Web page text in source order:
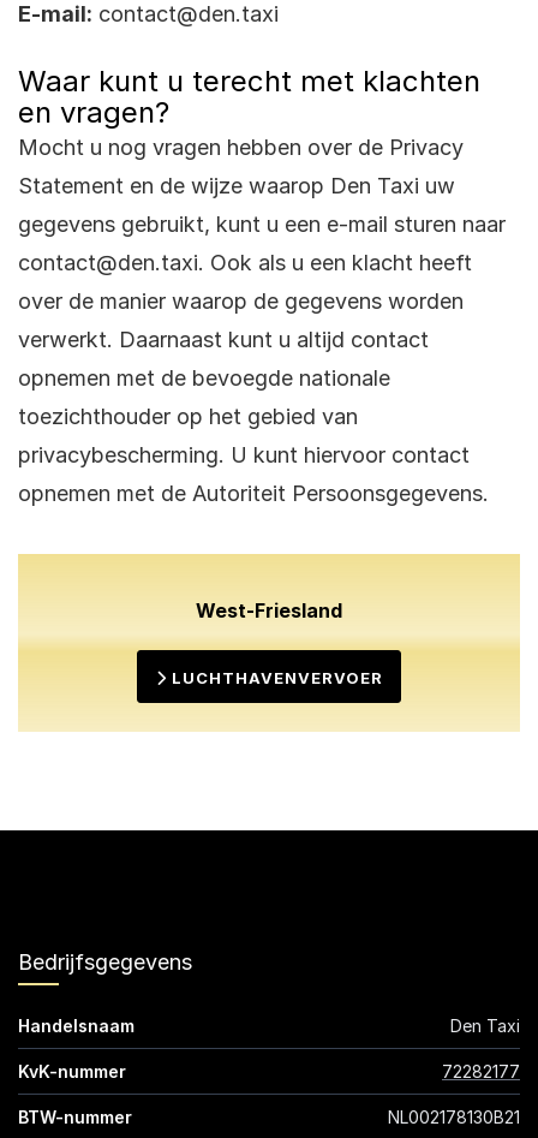
E-mail: contact@den.taxi
Waar kunt u terecht met klachten
en vragen?
Mocht u nog vragen hebben over de Privacy
Statement en de wijze waarop Den Taxi uw
gegevens gebruikt, kunt u een e-mail sturen naar
contact@den.taxi. Ook als u een klacht heeft
over de manier waarop de gegevens worden
verwerkt. Daarnaast kunt u altijd contact
opnemen met de bevoegde nationale
toezichthouder op het gebied van
privacybescherming. U kunt hiervoor contact
opnemen met de Autoriteit Persoonsgegevens.
West-Friesland
LUCHTHAVENVERVOER
Bedrijfsgegevens
Handelsnaam Den Taxi
KvK-nummer 72282177
BTW-nummer NL002178130B21